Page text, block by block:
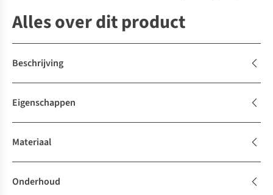
Alles over dit product
Beschrijving
Eigenschappen
Materiaal
Onderhoud